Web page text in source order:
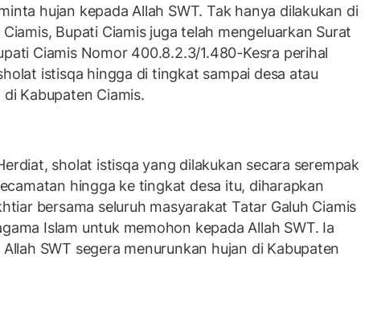
hujan kepada Allah SWT. Tak hanya dilakukan di
Bupati Ciamis juga telah mengeluarkan Surat
Ciamis Nomor 400.8.2.3/1.480-Kesra perihal
istisqa hingga di tingkat sampai desa atau
di Kabupaten Ciamis.
sholat istisqa yang dilakukan secara serempak
hingga ke tingkat desa itu, diharapkan
bersama seluruh masyarakat Tatar Galuh Ciamis
Islam untuk memohon kepada Allah SWT. Ia
SWT segera menurunkan hujan di Kabupaten